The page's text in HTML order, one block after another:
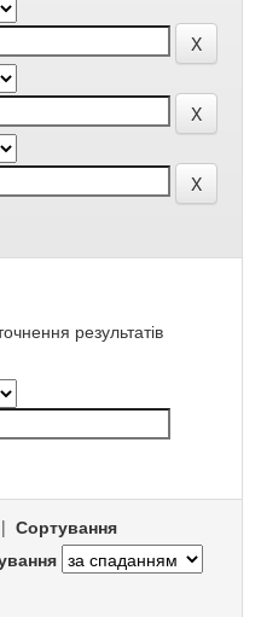
результатів
| Сортування